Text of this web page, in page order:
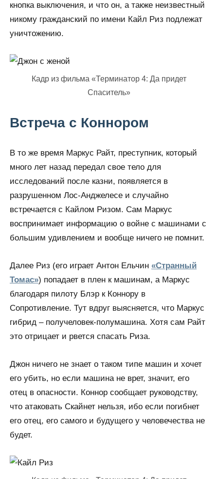
кнопка выключения, и что он, а также неизвестный
никому гражданский по имени Кайл Риз подлежат
уничтожению.
Кадр из фильма «Терминатор 4: Да придет
Спаситель»
Встреча с Коннором
В то же время Маркус Райт, преступник, который
много лет назад передал свое тело для
исследований после казни, появляется в
разрушенном Лос-Анджелесе и случайно
встречается с Кайлом Ризом. Сам Маркус
воспринимает информацию о войне с машинами с
большим удивлением и вообще ничего не помнит.
Далее Риз (его играет Антон Ельчин «Странный
Томас») попадает в плен к машинам, а Маркус
благодаря пилоту Блэр к Коннору в
Сопротивление. Тут вдруг выясняется, что Маркус
гибрид – получеловек-полумашина. Хотя сам Райт
это отрицает и рвется спасать Риза.
Джон ничего не знает о таком типе машин и хочет
его убить, но если машина не врет, значит, его
отец в опасности. Коннор сообщает руководству,
что атаковать Скайнет нельзя, ибо если погибнет
его отец, его самого и будущего у человечества не
будет.